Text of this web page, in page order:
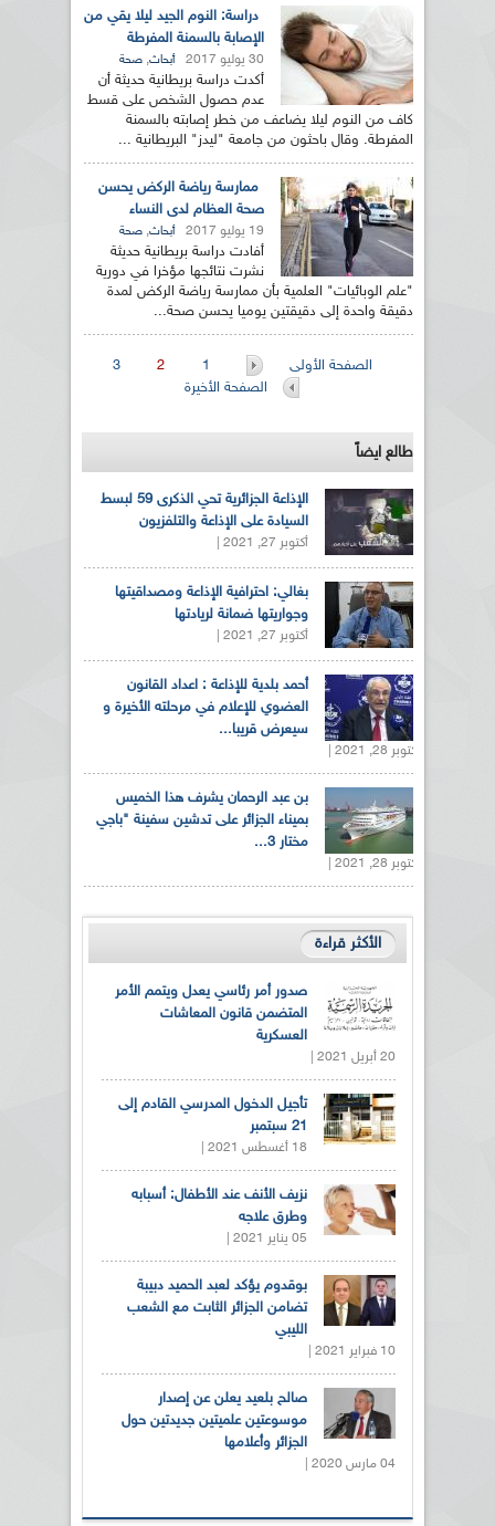
دراسة: النوم الجيد ليلا يقي من
الإصابة بالسمنة المفرطة
30 يوليو 2017 أبحاث, صحة
أكدت دراسة بريطانية حديثة أن
عدم حصول الشخص على قسط
كاف من النوم ليلا يضاعف من خطر إصابته بالسمنة
المفرطة. وقال باحثون من جامعة "ليدز" البريطانية ...
ممارسة رياضة الركض يحسن
صحة العظام لدى النساء
19 يوليو 2017 أبحاث, صحة
أفادت دراسة بريطانية حديثة
نشرت نتائجها مؤخرا في دورية
"علم الوبائيات" العلمية بأن ممارسة رياضة الركض لمدة
دقيقة واحدة إلى دقيقتين يوميا يحسن صحة...
الصفحات
الصفحة الأولى 1
2
3
الصفحة الأخيرة
طالع ايضاً
الإذاعة الجزائرية تحي الذكرى 59 لبسط
السيادة على الإذاعة والتلفزيون
أكتوبر 27, 2021 |
بغالي: احترافية الإذاعة ومصداقيتها
وجواريتها ضمانة لريادتها
أكتوبر 27, 2021 |
أحمد بلدية للإذاعة : اعداد القانون
العضوي للإعلام في مرحلته الأخيرة و
سيعرض قريبا...
أكتوبر 28, 2021 |
بن عبد الرحمان يشرف هذا الخميس
بميناء الجزائر على تدشين سفينة "باجي
مختار 3...
أكتوبر 28, 2021 |
الأكثر قراءة
صدور أمر رئاسي يعدل ويتمم الأمر
المتضمن قانون المعاشات
العسكرية
20 أبريل 2021 |
تأجيل الدخول المدرسي القادم إلى
21 سبتمبر
18 أغسطس 2021 |
نزيف الأنف عند الأطفال: أسبابه
وطرق علاجه
05 يناير 2021 |
بوقدوم يؤكد لعبد الحميد دبيبة
تضامن الجزائر الثابت مع الشعب
الليبي
10 فبراير 2021 |
صالح بلعيد يعلن عن إصدار
موسوعتين علميتين جديدتين حول
الجزائر وأعلامها
04 مارس 2020 |